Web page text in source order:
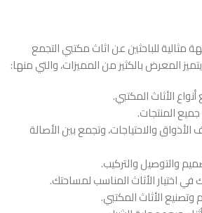
للباحثين عن اثاث مكتبي التجمع
المعرض بالكثير من المميزات، والتي منها:
الأثاث المكتبي.
المنتجات.
والاحتياجات، وتجمع بين الأصالة
والتوصيل والتركيب.
اختيار الأثاث المناسب لمساحتك.
الأثاث المكتبي.